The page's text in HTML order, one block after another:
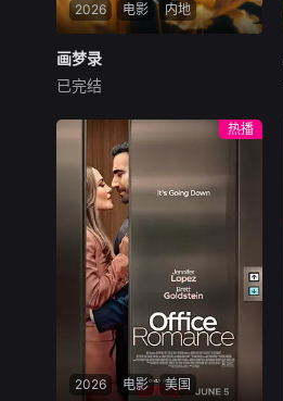
2026 电影 内地
画梦录
代露娃
民国的上海滩，身怀绝技的孤
女画师许雁真，意外与身陷危
局的融汇银行总账姜心羽产生
交集。姜心羽遭人陷害，只得
与许雁真结盟，彼时银行欲将
国宝名画低价卖给外国人，许
雁真凭借自身精湛画技仿造名
画、偷天换日。几经波折，两
人联手在各方势力的夹缝间巧
妙周旋，共历险阻，破解重重
困境。
画梦录
已完结
2026 电影 美国
热播